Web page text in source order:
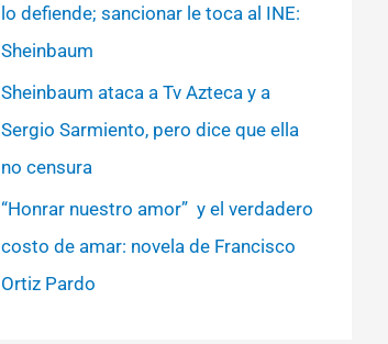
lo defiende; sancionar le toca al INE:
Sheinbaum
Sheinbaum ataca a Tv Azteca y a
Sergio Sarmiento, pero dice que ella
no censura
“Honrar nuestro amor” y el verdadero
costo de amar: novela de Francisco
Ortiz Pardo